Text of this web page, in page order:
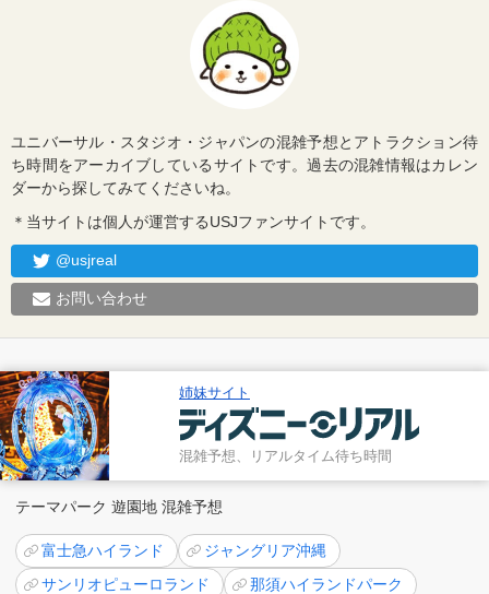
ユニバーサル・スタジオ・ジャパンの混雑予想とアトラクション待
ち時間をアーカイブしているサイトです。過去の混雑情報はカレン
ダーから探してみてくださいね。
＊当サイトは個人が運営するUSJファンサイトです。
@usjreal
お問い合わせ
姉妹サイト
混雑予想、リアルタイム待ち時間
テーマパーク 遊園地 混雑予想
富士急ハイランド
ジャングリア沖縄
サンリオピューロランド
那須ハイランドパーク